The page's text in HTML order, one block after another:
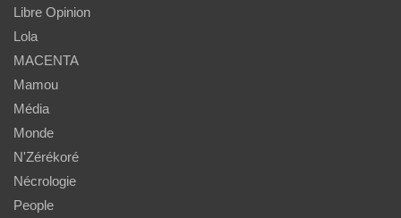
Libre Opinion
Lola
MACENTA
Mamou
Média
Monde
N'Zérékoré
Nécrologie
People